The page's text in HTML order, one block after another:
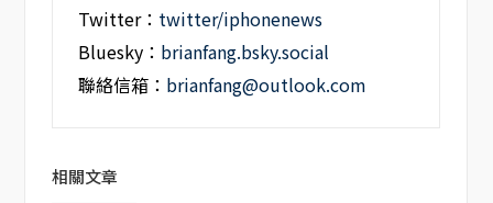
Twitter： twitter/iphonenews
Bluesky： brianfang.bsky.social
聯絡信箱： brianfang@outlook.com
相關文章